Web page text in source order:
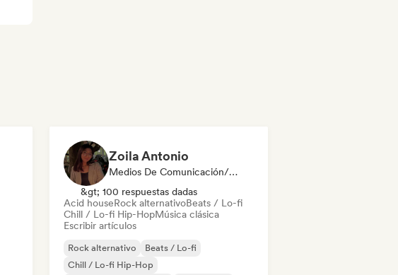
Zoila Antonio
Medios De Comunicación/Periodista
&gt; 100 respuestas dadas
Acid houseRock alternativoBeats / Lo-fi
Chill / Lo-fi Hip-HopMúsica clásica
Escribir artículos
Rock alternativo
Beats / Lo-fi
Chill / Lo-fi Hip-Hop